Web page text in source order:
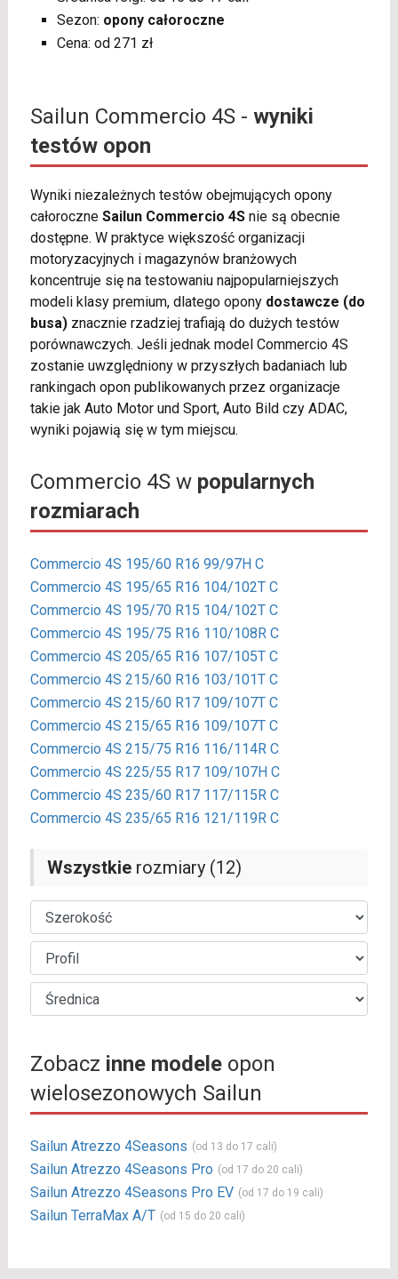
Sezon: opony całoroczne
Cena: od 271 zł
Sailun Commercio 4S - wyniki
testów opon
Wyniki niezależnych testów obejmujących opony
całoroczne Sailun Commercio 4Snie są obecnie
dostępne. W praktyce większość organizacji
motoryzacyjnych i magazynów branżowych
koncentruje się na testowaniu najpopularniejszych
modeli klasy premium, dlatego opony dostawcze (do
busa)znacznie rzadziej trafiają do dużych testów
porównawczych. Jeśli jednak model Commercio 4S
zostanie uwzględniony w przyszłych badaniach lub
rankingach opon publikowanych przez organizacje
takie jak Auto Motor und Sport, Auto Bild czy ADAC,
wyniki pojawią się w tym miejscu.
Commercio 4S w popularnych
rozmiarach
Commercio 4S 195/60 R16 99/97H C
Commercio 4S 195/65 R16 104/102T C
Commercio 4S 195/70 R15 104/102T C
Commercio 4S 195/75 R16 110/108R C
Commercio 4S 205/65 R16 107/105T C
Commercio 4S 215/60 R16 103/101T C
Commercio 4S 215/60 R17 109/107T C
Commercio 4S 215/65 R16 109/107T C
Commercio 4S 215/75 R16 116/114R C
Commercio 4S 225/55 R17 109/107H C
Commercio 4S 235/60 R17 117/115R C
Commercio 4S 235/65 R16 121/119R C
Wszystkierozmiary (12)
Zobacz inne modeleopon
wielosezonowych Sailun
Sailun Atrezzo 4Seasons (od 13 do 17 cali)
Sailun Atrezzo 4Seasons Pro (od 17 do 20 cali)
Sailun Atrezzo 4Seasons Pro EV (od 17 do 19 cali)
Sailun TerraMax A/T (od 15 do 20 cali)